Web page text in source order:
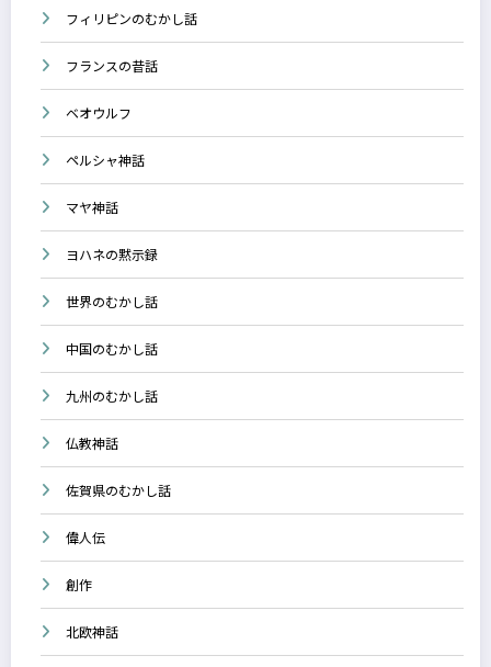
フィリピンのむかし話
フランスの昔話
ベオウルフ
ペルシャ神話
マヤ神話
ヨハネの黙示録
世界のむかし話
中国のむかし話
九州のむかし話
仏教神話
佐賀県のむかし話
偉人伝
創作
北欧神話